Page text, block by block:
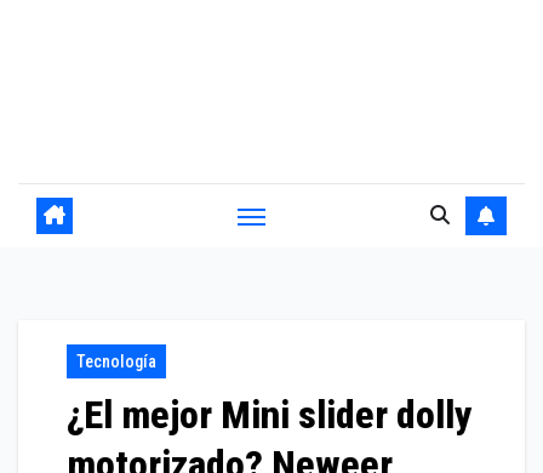
Tecnología
¿El mejor Mini slider dolly